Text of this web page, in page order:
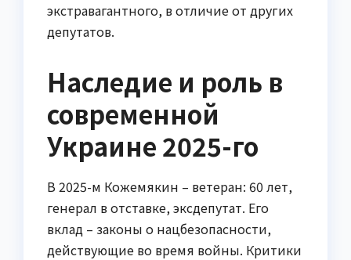
экстравагантного, в отличие от других
депутатов.
Наследие и роль в
современной
Украине 2025-го
В 2025-м Кожемякин – ветеран: 60 лет,
генерал в отставке, эксдепутат. Его
вклад – законы о нацбезопасности,
действующие во время войны. Критики